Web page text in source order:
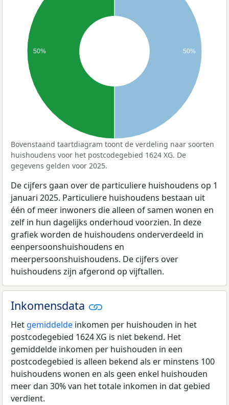
50% 50%
Bovenstaand taartdiagram toont de verdeling naar soorten
huishoudens voor het postcodegebied 1624 XG. De
gegevens gelden voor 2025.
De cijfers gaan over de particuliere huishoudens op 1
januari 2025. Particuliere huishoudens bestaan uit
één of meer inwoners die alleen of samen wonen en
zelf in hun dagelijks onderhoud voorzien. In deze
grafiek worden de huishoudens onderverdeeld in
eenpersoonshuishoudens en
meerpersoonshuishoudens. De cijfers over
huishoudens zijn afgerond op vijftallen.
Inkomensdata
Het gemiddelde inkomen per huishouden in het
postcodegebied 1624 XG is niet bekend. Het
gemiddelde inkomen per huishouden in een
postcodegebied is alleen bekend als er minstens 100
huishoudens wonen en als geen enkel huishouden
meer dan 30% van het totale inkomen in dat gebied
verdient.